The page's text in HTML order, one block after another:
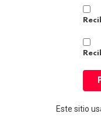
Este sitio